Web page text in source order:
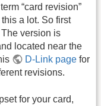
“card revision”
a lot. So first
version is
located near the
D-Link page for
revisions.
for your card,